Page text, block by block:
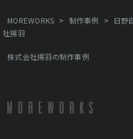
気持ちをもって 主体的に取り
MOREWORKS > 制作事例 >
日野
社揚羽
株式会社揚羽の制作事例